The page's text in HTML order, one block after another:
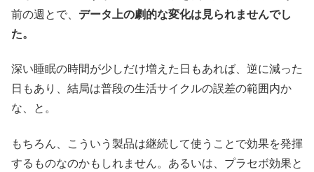
前の週とで、 データ上の劇的な変化は見られませんでし
た。
深い睡眠の時間が少しだけ増えた日もあれば、逆に減った
日もあり、結局は普段の生活サイクルの誤差の範囲内か
な、と。
もちろん、こういう製品は継続して使うことで効果を発揮
するものなのかもしれません。あるいは、プラセボ効果と